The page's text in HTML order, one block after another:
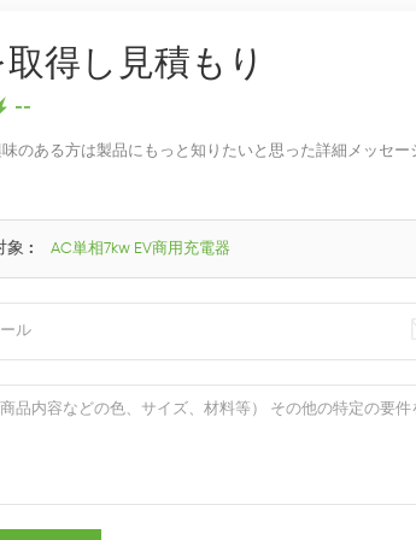
取得し見積もり
味のある方は製品にもっと知りたいと思った詳細メッセ
象 : AC単相7kw EV商用充電器